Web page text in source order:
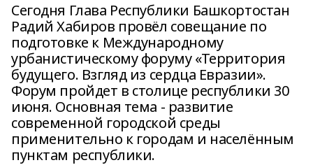
Сегодня Глава Республики Башкортостан
Радий Хабиров провёл совещание по
подготовке к Международному
урбанистическому форуму «Территория
будущего. Взгляд из сердца Евразии».
Форум пройдет в столице республики 30
июня. Основная тема - развитие
современной городской среды
применительно к городам и населённым
пунктам республики.